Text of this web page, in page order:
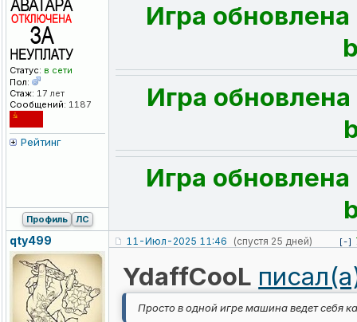
Статус: в сети
Пол:
Стаж: 17 лет
Сообщений: 1187
Рейтинг
Игра
Игра
Игра
Профиль ЛС
qty499 11-Июл-2025 11:46 (спустя 25 дней) [-]
YdaffCooL
Просто в одной игре машина ведет себя